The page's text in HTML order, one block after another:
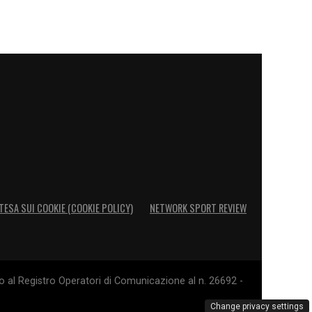
SUI COOKIE (COOKIE POLICY) NETWORK SPORT REVIEW
Registro Operatori di Comunicazione al n. 26692 -
Change privacy settings